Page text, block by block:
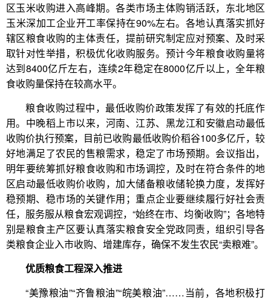
区玉米收购进入高峰期。各类市场主体购销活跃，东北地区
玉米深加工企业开工率保持在90%左右。各地认真落实抓好
辖区粮食收购的主体责任，提前研究制定应对预案、及时采
取针对性举措，积极优化收购服务。预计今年粮食收购量将
达到8400亿斤左右，连续2年稳定在8000亿斤以上，全年粮
食收购量保持在较高水平。
粮食收购过程中，最低收购价政策发挥了有效的托底作
用。中晚稻上市以来，河南、江苏、黑龙江和安徽启动最低
收购价执行预案，目前已收购最低收购价稻谷100多亿斤，较
好地满足了农民的售粮需求，稳定了市场预期。会议指出，
明年要统筹抓好粮食收购和市场调控，及时在符合条件的地
区启动最低收购价收购，加大储备粮收储轮换力度，发挥好
稳预期、稳市场的关键作用；重点企业要继续履行好社会责
任，服务服从粮食宏观调控，“始终在市、均衡收购”；各地特
别是粮食主产区要认真落实粮食安全党政同责，组织引导各
类粮食企业入市收购、增建库存，确保不发生农民“卖粮难”。
优质粮食工程深入推进
“美豫粮油”“齐鲁粮油”“皖美粮油”……当前，各地积极打